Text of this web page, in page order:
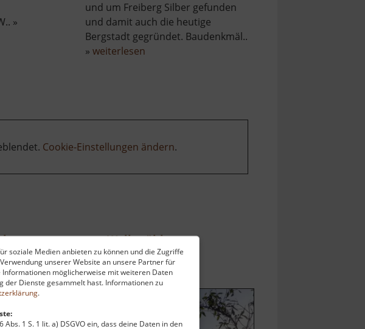
soziale Medien anbieten zu können und die Zugriffe
unserer Website an unsere Partner für
möglicherweise mit weiteren Daten
der Dienste gesammelt hast. Informationen zu
.
1 S. 1 lit. a) DSGVO ein, dass deine Daten in den
»
und um Freiberg Silber gefunden
und damit auch die heutige
Bergstadt gegründet. Baudenkmäl..
» weiterlesenüber
Cookie-Einstellungen ändern.
Pochwerk und Wäsche Friedrich August Erbstolln und Friedrich Christoph Erbstolln Walkmühle
Osterzgebirge
aktuell vom 10.06.2026 / Zugriffe: 3275
42 km vom aktuellen Standort